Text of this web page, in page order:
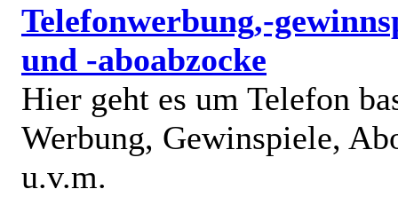
Telefonwerbung,-
und -aboabzocke
Hier geht es um Telefon
Werbung, Gewinspiele,
u.v.m.